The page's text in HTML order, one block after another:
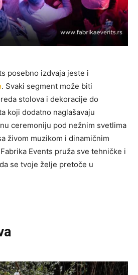
posebno izdvaja jeste i
. Svaki segment može biti
stolova i dekoracije do
koji dodatno naglašavaju
ceremoniju pod nežnim svetlima
živom muzikom i dinamičnim
Events pruža sve tehničke i
se tvoje želje pretoče u